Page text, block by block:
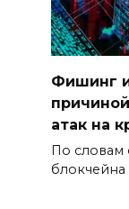
Фишинг
атак на
По словам
блокчейна